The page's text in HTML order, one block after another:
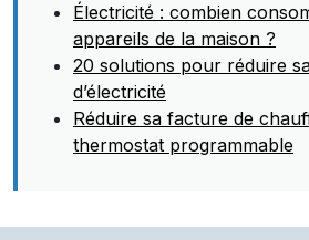
Électricité : combien
appareils de la maison ?
20 solutions pour réduire
d’électricité
Réduire sa facture de
thermostat programmable